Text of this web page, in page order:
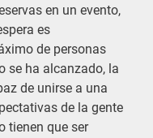
en un evento,
es
de personas
se ha alcanzado, la
de unirse a una
de la gente
tienen que ser